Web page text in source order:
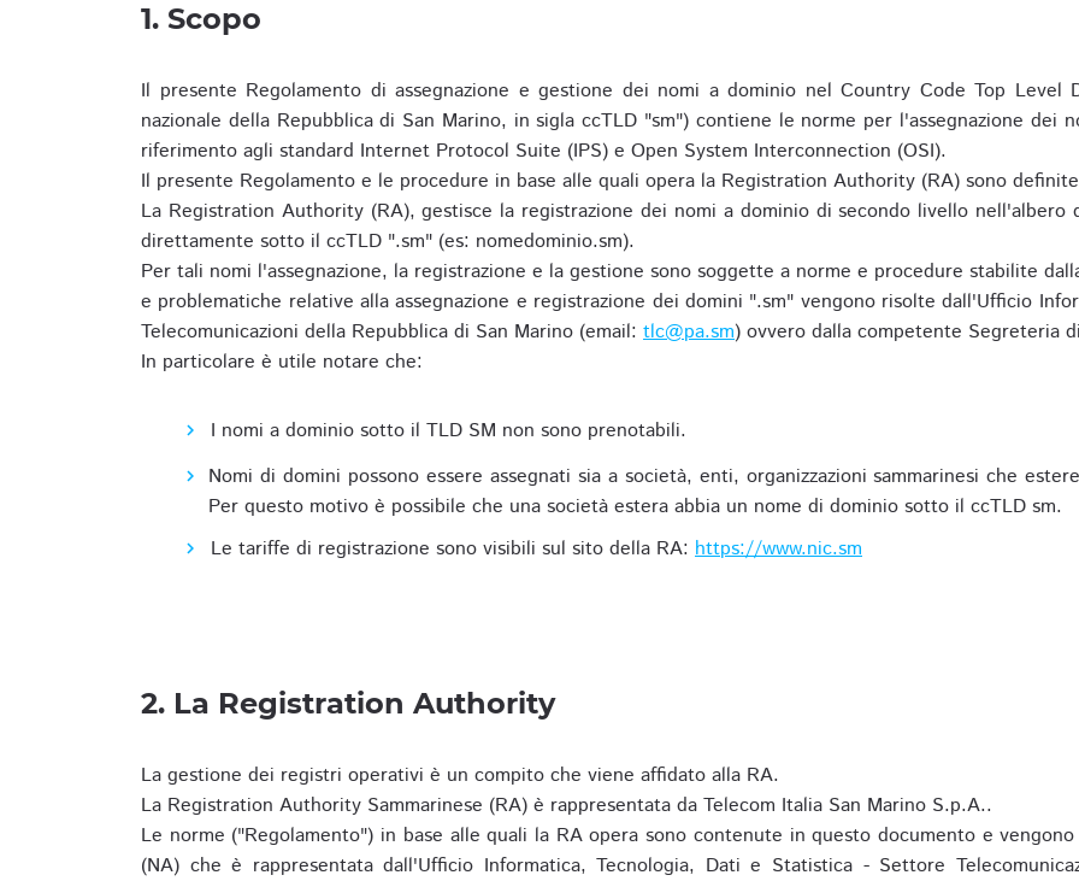
1. Scopo
Il presente Regolamento di assegnazione e gestione dei nomi a dominio nel Country Code Top Level
nazionale della Repubblica di San Marino, in sigla ccTLD "sm") contiene le norme per l'assegnazione dei
riferimento agli standard Internet Protocol Suite (IPS) e Open System Interconnection (OSI).
Il presente Regolamento e le procedure in base alle quali opera la Registration Authority (RA) sono
La Registration Authority (RA), gestisce la registrazione dei nomi a dominio di secondo livello nell'albero
direttamente sotto il ccTLD ".sm" (es: nomedominio.sm).
Per tali nomi l'assegnazione, la registrazione e la gestione sono soggette a norme e procedure stabilite
e problematiche relative alla assegnazione e registrazione dei domini ".sm" vengono risolte dall'Ufficio
Telecomunicazioni della Repubblica di San Marino (email: tlc@pa.sm) ovvero dalla competente Segreteria
In particolare è utile notare che:
I nomi a dominio sotto il TLD SM non sono prenotabili.
Nomi di domini possono essere assegnati sia a società, enti, organizzazioni sammarinesi che
Per questo motivo è possibile che una società estera abbia un nome di dominio sotto il ccTLD sm.
Le tariffe di registrazione sono visibili sul sito della RA: https://www.nic.sm
2. La Registration Authority
La gestione dei registri operativi è un compito che viene affidato alla RA.
La Registration Authority Sammarinese (RA) è rappresentata da Telecom Italia San Marino S.p.A..
Le norme ("Regolamento") in base alle quali la RA opera sono contenute in questo documento e
(NA) che è rappresentata dall'Ufficio Informatica, Tecnologia, Dati e Statistica - Settore